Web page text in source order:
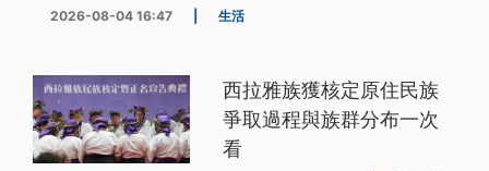
2026-08-04 16:47 生活
西拉雅族獲核定原住民族
爭取過程與族群分布一次
看